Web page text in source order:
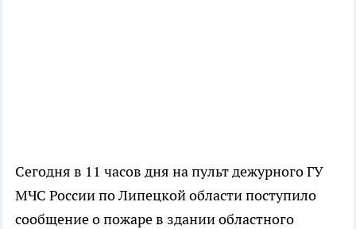
Сегодня в 11 часов дня на пульт дежурного ГУ
МЧС России по Липецкой области поступило
сообщение о пожаре в здании областного